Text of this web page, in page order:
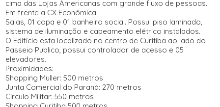
cima das Lojas Americanas com grande fluxo de pessoas.
Em frente a CX Econômica
Salas, 01 copa e 01 banheiro social. Possui piso laminado,
sistema de iluminação e cabeamento elétrico instalados.
O Edifício esta localizado no centro de Curitiba ao lado do
Passeio Publico, possui controlador de acesso e 05
elevadores.
Proximidades:
Shopping Muller: 500 metros
Junta Comercial do Paraná: 270 metros
Circulo Militar: 550 metros